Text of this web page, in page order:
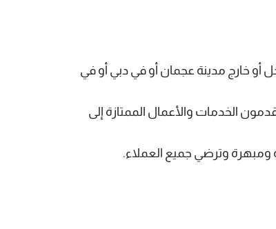
أو خارج مدينة عجمان أو في دبي أو في
الخدمات والأعمال الممتازة إلى
ومبهرة وترضي جميع العملاء.